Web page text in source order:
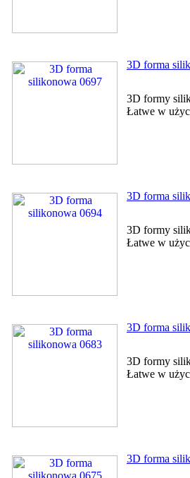
3D forma
3D formy
Łatwe w
3D forma
3D formy
Łatwe w
3D forma
3D formy
Łatwe w
3D forma